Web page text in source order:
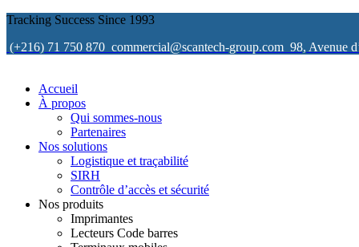
Tracking Success Since 1993
(+216) 71 750 870 commercial@scantech-group.com 98, Avenue
Accueil
À propos
Qui sommes-nous
Partenaires
Nos solutions
Logistique et traçabilité
SIRH
Contrôle d’accès et sécurité
Nos produits
Imprimantes
Lecteurs Code barres